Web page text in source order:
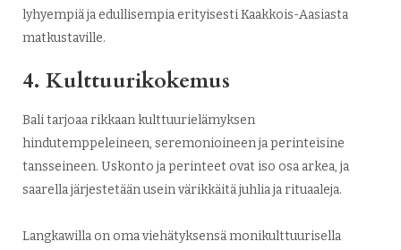
lyhyempiä ja edullisempia erityisesti Kaakkois-Aasiasta
matkustaville.
4. Kulttuurikokemus
Bali tarjoaa rikkaan kulttuurielämyksen
hindutemppeleineen, seremonioineen ja perinteisine
tansseineen. Uskonto ja perinteet ovat iso osa arkea, ja
saarella järjestetään usein värikkäitä juhlia ja rituaaleja.
Langkawilla on oma viehätyksensä monikulttuurisella